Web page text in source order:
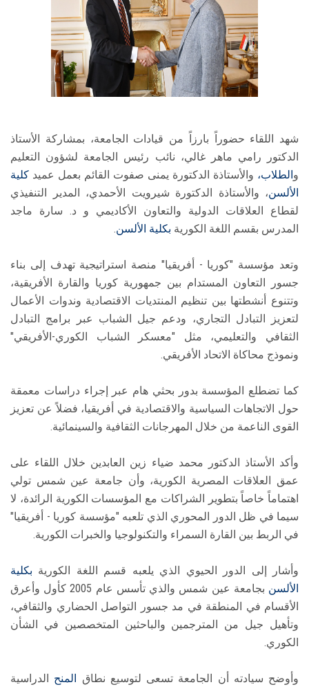
شهد اللقاء حضوراً بارزاً من قيادات الجامعة، بمشاركة الأستاذ
الدكتور رامي ماهر غالي، نائب رئيس الجامعة لشؤون التعليم
و الطلاب، والأستاذة الدكتورة يمنى صفوت القائم بعمل عميد كلية
الألسن، والأستاذة الدكتورة شيرويت الأحمدي، المدير التنفيذي
لقطاع العلاقات الدولية والتعاون الأكاديمي و د. سارة ماجد
المدرس بقسم اللغة الكورية بكلية الألسن.
وتعد مؤسسة "كوريا - أفريقيا" منصة استراتيجية تهدف إلى بناء
جسور التعاون المستدام بين جمهورية كوريا والقارة الأفريقية،
وتتنوع أنشطتها بين تنظيم المنتديات الاقتصادية وندوات الأعمال
لتعزيز التبادل التجاري، ودعم جيل الشباب عبر برامج التبادل
الثقافي والتعليمي، مثل "معسكر الشباب الكوري-الأفريقي"
ونموذج محاكاة الاتحاد الأفريقي.
كما تضطلع المؤسسة بدور بحثي هام عبر إجراء دراسات معمقة
حول الاتجاهات السياسية والاقتصادية في أفريقيا، فضلاً عن تعزيز
القوى الناعمة من خلال المهرجانات الثقافية والسينمائية.
وأكد الأستاذ الدكتور محمد ضياء زين العابدين خلال اللقاء على
عمق العلاقات المصرية الكورية، وأن جامعة عين شمس تولي
اهتماماً خاصاً بتطوير الشراكات مع المؤسسات الكورية الرائدة، لا
سيما في ظل الدور المحوري الذي تلعبه "مؤسسة كوريا - أفريقيا"
في الربط بين القارة السمراء والتكنولوجيا والخبرات الكورية.
وأشار إلى الدور الحيوي الذي يلعبه قسم اللغة الكورية بكلية
الألسن
بجامعة عين شمس والذي تأسس عام 2005 كأول وأعرق
الأقسام في المنطقة في مد جسور التواصل الحضاري والثقافي،
وتأهيل جيل من المترجمين والباحثين المتخصصين في الشأن
الكوري.
وأوضح سيادته أن الجامعة تسعى لتوسيع نطاق المنح الدراسية